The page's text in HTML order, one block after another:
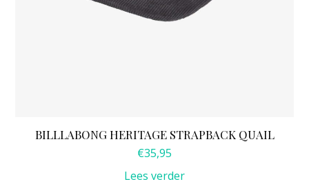
BILLLABONG HERITAGE STRAPBACK QUAIL
€35,95
Lees verder